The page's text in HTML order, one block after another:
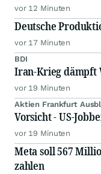
vor 12 Minuten
Deutsche
vor 17 Minuten
BDI
Iran-Krieg dämpft
vor 19 Minuten
Aktien Frankfurt
Vorsicht - US-
vor 19 Minuten
Meta soll 567
zahlen